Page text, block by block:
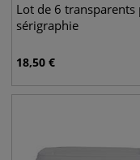
Lot de 6 transparents
sérigraphie
18,50 €